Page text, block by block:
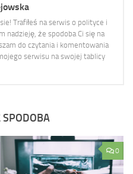
Trafiłeś na serwis o polityce i
nadzieję, że spodoba Ci się na
do czytania i komentowania
serwisu na swojej tablicy
0